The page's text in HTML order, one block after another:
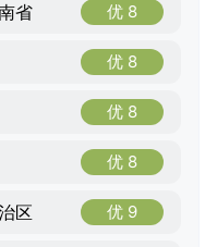
省 优 8
优 8
优 8
优 8
区 优 9